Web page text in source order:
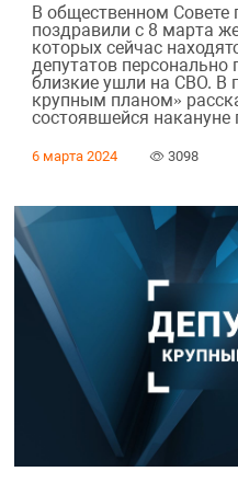
В общественном Совете
поздравили с 8 марта
которых сейчас
депутатов персонально
близкие ушли на СВО. В
крупным планом»
состоявшейся накануне
6 марта 2024 3098